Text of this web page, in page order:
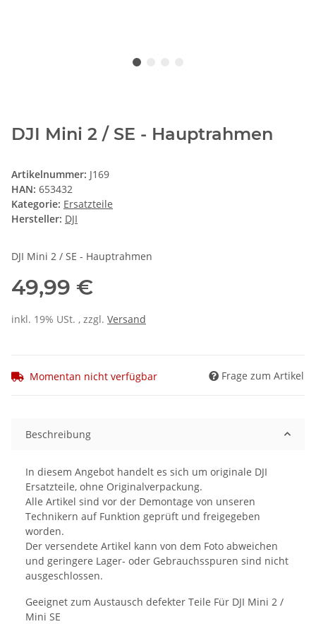
DJI Mini 2 / SE - Hauptrahmen
Artikelnummer: J169
HAN: 653432
Kategorie: Ersatzteile
Hersteller: DJI
DJI Mini 2 / SE - Hauptrahmen
49,99 €
inkl. 19% USt. , zzgl. Versand
Momentan nicht verfügbar Frage zum Artikel
Beschreibung
In diesem Angebot handelt es sich um originale DJI
Ersatzteile, ohne Originalverpackung.
Alle Artikel sind vor der Demontage von unseren
Technikern auf Funktion geprüft und freigegeben
worden.
Der versendete Artikel kann von dem Foto abweichen
und geringere Lager- oder Gebrauchsspuren sind nicht
ausgeschlossen.
Geeignet zum Austausch defekter Teile Für DJI Mini 2 /
Mini SE